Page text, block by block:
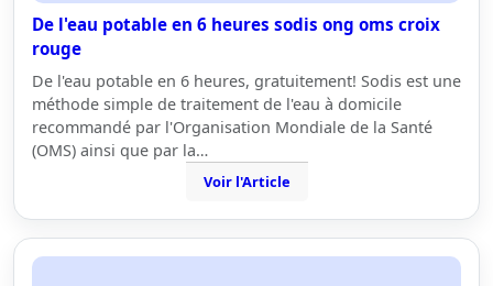
De l'eau potable en 6 heures sodis ong oms croix
rouge
De l'eau potable en 6 heures, gratuitement! Sodis est une
méthode simple de traitement de l'eau à domicile
recommandé par l'Organisation Mondiale de la Santé
(OMS) ainsi que par la…
Voir l'Article